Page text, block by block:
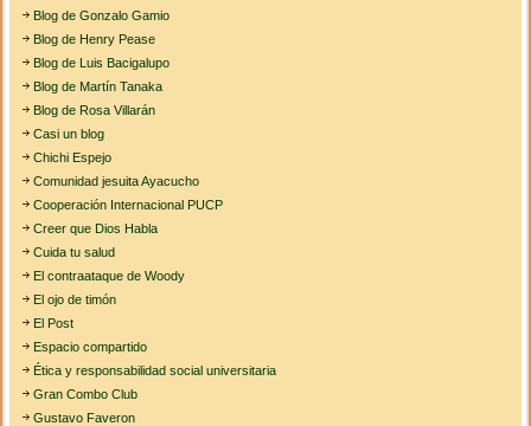
Blog de Gonzalo Gamio
Blog de Henry Pease
Blog de Luis Bacigalupo
Blog de Martín Tanaka
Blog de Rosa Villarán
Casi un blog
Chichi Espejo
Comunidad jesuita Ayacucho
Cooperación Internacional PUCP
Creer que Dios Habla
Cuida tu salud
El contraataque de Woody
El ojo de timón
El Post
Espacio compartido
Ética y responsabilidad social universitaria
Gran Combo Club
Gustavo Faveron